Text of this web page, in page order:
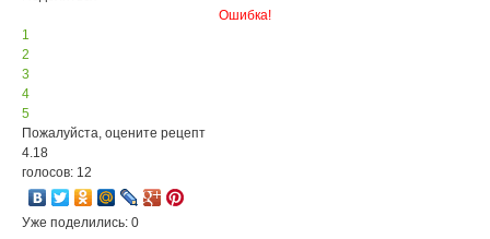
Ошибка!
1
2
3
4
5
Пожалуйста, оцените рецепт
4.18
голосов: 12
Уже поделились: 0